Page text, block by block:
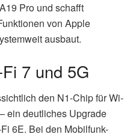
Pro und schafft
von Apple
ausbaut.
7 und 5G
den N1-Chip für Wi-
ein deutliches Upgrade
6E. Bei den Mobilfunk-